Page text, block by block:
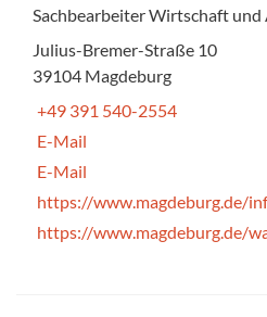
Sachbearbeiter Wirtschaft
Julius-Bremer-Straße 10
39104 Magdeburg
+49 391 540-2554
E-Mail
E-Mail
https://www.magdeburg.de/
https://www.magdeburg.de/